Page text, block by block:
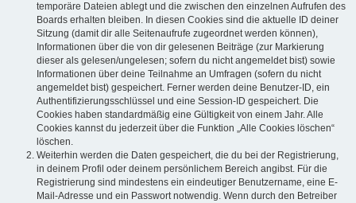
temporäre Dateien ablegt und die zwischen den einzelnen Aufrufen des
Boards erhalten bleiben. In diesen Cookies sind die aktuelle ID deiner
Sitzung (damit dir alle Seitenaufrufe zugeordnet werden können),
Informationen über die von dir gelesenen Beiträge (zur Markierung
dieser als gelesen/ungelesen; sofern du nicht angemeldet bist) sowie
Informationen über deine Teilnahme an Umfragen (sofern du nicht
angemeldet bist) gespeichert. Ferner werden deine Benutzer-ID, ein
Authentifizierungsschlüssel und eine Session-ID gespeichert. Die
Cookies haben standardmäßig eine Gültigkeit von einem Jahr. Alle
Cookies kannst du jederzeit über die Funktion „Alle Cookies löschen“
löschen.
Weiterhin werden die Daten gespeichert, die du bei der Registrierung,
in deinem Profil oder deinem persönlichem Bereich angibst. Für die
Registrierung sind mindestens ein eindeutiger Benutzername, eine E-
Mail-Adresse und ein Passwort notwendig. Wenn durch den Betreiber